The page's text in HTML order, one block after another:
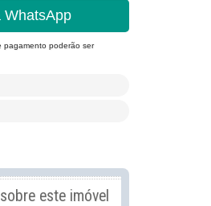
WhatsApp
pagamento poderão ser
este imóvel